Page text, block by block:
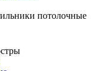
потолочные